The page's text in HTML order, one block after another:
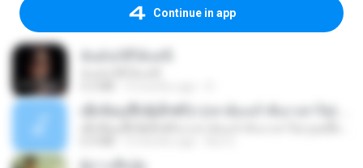
Continue in app